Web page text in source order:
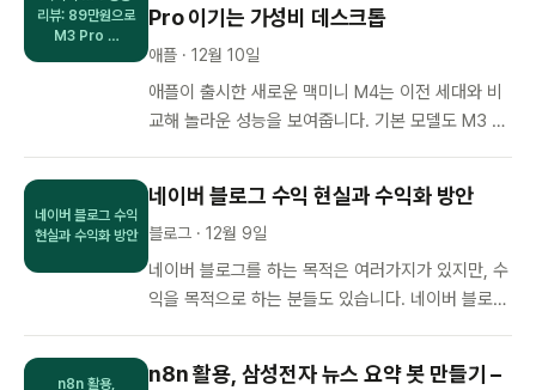
리뷰: 89만원으로
M3 Pro …
Pro 이기는 가성비 데스크톱
애플 · 12월 10일
애플이 출시한 새로운 맥미니 M4는 이전 세대와 비
교해 놀라운 성능을 보여줍니다. 기본 모델도 M3 Pr
네이버 블로그 수익
현실과 수익화 방안
네이버 블로그 수익 현실과 수익화 방안
블로그 · 12월 9일
네이버 블로그를 하는 목적은 여러가지가 있지만, 수
익을 목적으로 하는 분들도 있습니다. 네이버 블로그
n8n 활용,
n8n 활용, 삼성전자 뉴스 요약 봇 만들기 –